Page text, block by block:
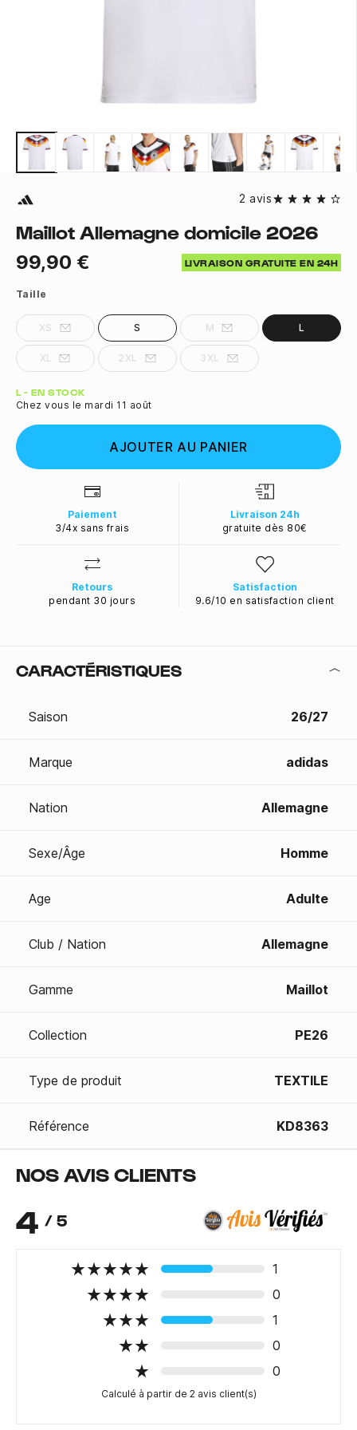
2 avis
Maillot Allemagne domicile 2026
99,90 € LIVRAISON GRATUITE EN 24H
Taille
XS S M L
XL 2XL 3XL
Quantité
L - EN STOCK
Chez vous le mardi 11 août
AJOUTER AU PANIER
Paiement
3/4x sans frais
Livraison 24h
gratuite dès 80€
Retours
pendant 30 jours
Satisfaction
9.6/10 en satisfaction client
CARACTÉRISTIQUES
Saison 26/27
Marque adidas
Nation Allemagne
Sexe/Âge Homme
Age Adulte
Club / Nation Allemagne
Gamme Maillot
Collection PE26
Type de produit TEXTILE
Référence KD8363
NOS AVIS CLIENTS
4 / 5
1
0
1
0
0
Calculé à partir de 2 avis client(s)